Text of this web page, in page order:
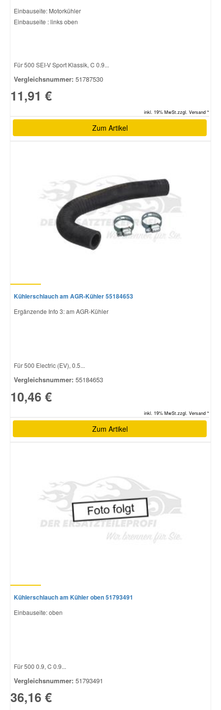
Einbauseite: Motorkühler
Einbauseite : links oben
Für 500 SEI-V Sport Klassik, C 0.9...
Vergleichsnummer: 51787530
11,91 €
inkl. 19% MwSt.zzgl. Versand *
Zum Artikel
Kühlerschlauch am AGR-Kühler 55184653
Ergänzende Info 3: am AGR-Kühler
Für 500 Electric (EV), 0.5...
Vergleichsnummer: 55184653
10,46 €
inkl. 19% MwSt.zzgl. Versand *
Zum Artikel
Kühlerschlauch am Kühler oben 51793491
Einbauseite: oben
Für 500 0.9, C 0.9...
Vergleichsnummer: 51793491
36,16 €